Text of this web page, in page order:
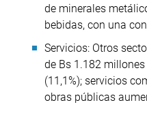
de minerales
bebidas, con una
Servicios: Otros
de Bs 1.182
(11,1%); servicios
obras públicas